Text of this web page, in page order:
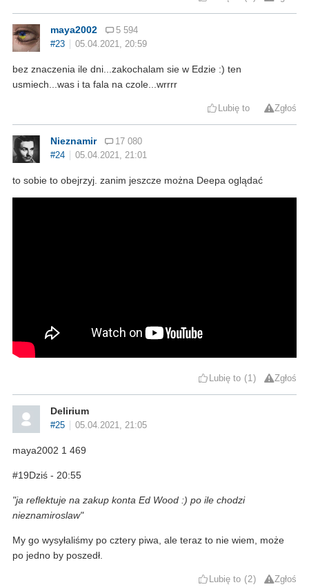
maya2002
5 594
#23
05.04.2021, 20:59
bez znaczenia ile dni...zakochalam sie w Edzie :) ten
usmiech...was i ta fala na czole...wrrrr
Lubię to Zgłoś
Nieznamir
17 080
#24
05.04.2021, 21:01
to sobie to obejrzyj. zanim jeszcze można Deepa oglądać
Lubię to 1 Zgłoś
Delirium
#25 05.04.2021, 21:05
maya2002 1 469
#19Dziś - 20:55
"ja reflektuje na zakup konta Ed Wood :) po ile chodzi
nieznamiroslaw"
My go wysyłaliśmy po cztery piwa, ale teraz to nie wiem, może
po jedno by poszedł.
Lubię to 2 Zgłoś